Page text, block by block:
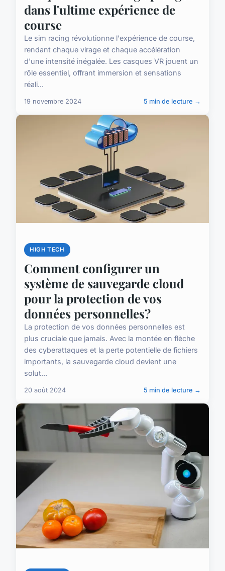
dans l'ultime expérience de
course
Le sim racing révolutionne l'expérience de course,
rendant chaque virage et chaque accélération
d'une intensité inégalée. Les casques VR jouent un
rôle essentiel, offrant immersion et sensations
réali...
19 novembre 2024 5 min de lecture →
HIGH TECH
Comment configurer un
système de sauvegarde cloud
pour la protection de vos
données personnelles?
La protection de vos données personnelles est
plus cruciale que jamais. Avec la montée en flèche
des cyberattaques et la perte potentielle de fichiers
importants, la sauvegarde cloud devient une
solut...
20 août 2024 5 min de lecture →